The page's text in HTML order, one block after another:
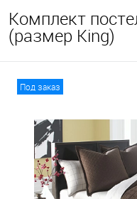
Комплект
(размер King)
Под заказ